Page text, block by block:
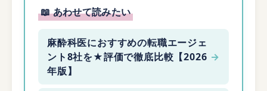
📖 あわせて読みたい
麻酔科医におすすめの転職エージェ
ント8社を★評価で徹底比較【2026
年版】
→